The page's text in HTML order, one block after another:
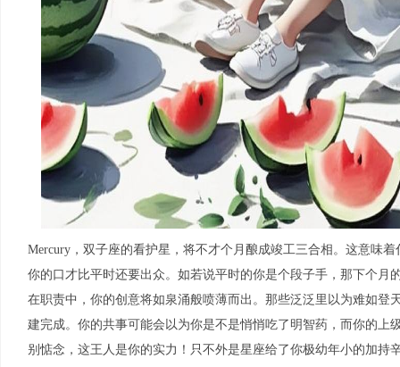
Mercury，双子座的看护星，将不才个月酿成竣工三合相。这意味
你的口才比平时还要出众。如若说平时的你是个段子手，那下个月
在职责中，你的创意将如泉涌般喷薄而出。那些泛泛里以为难如登
建完成。你的共事可能会以为你是不是悄悄吃了明智药，而你的上
别惦念，这王人是你的实力！只不外是星座给了你极幼年小的加持